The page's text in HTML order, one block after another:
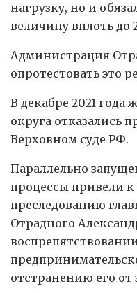
нагрузку, но и
величину вплоть до
Администрация
опротестовать это
В декабре 2021 года
округа отказались
Верховном суде РФ.
Параллельно
процессы привели к
преследованию
Отрадного
отстранению его